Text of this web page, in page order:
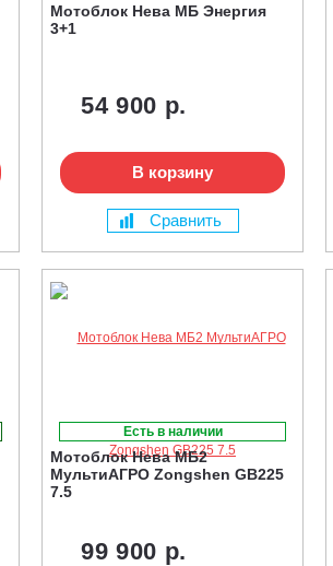
Мотоблок Нева МБ Энергия
3+1
54 900 р.
В корзину
Сравнить
Есть в наличии
Мотоблок Нева МБ2
МультиАГРО Zongshen GB225
7.5
99 900 р.